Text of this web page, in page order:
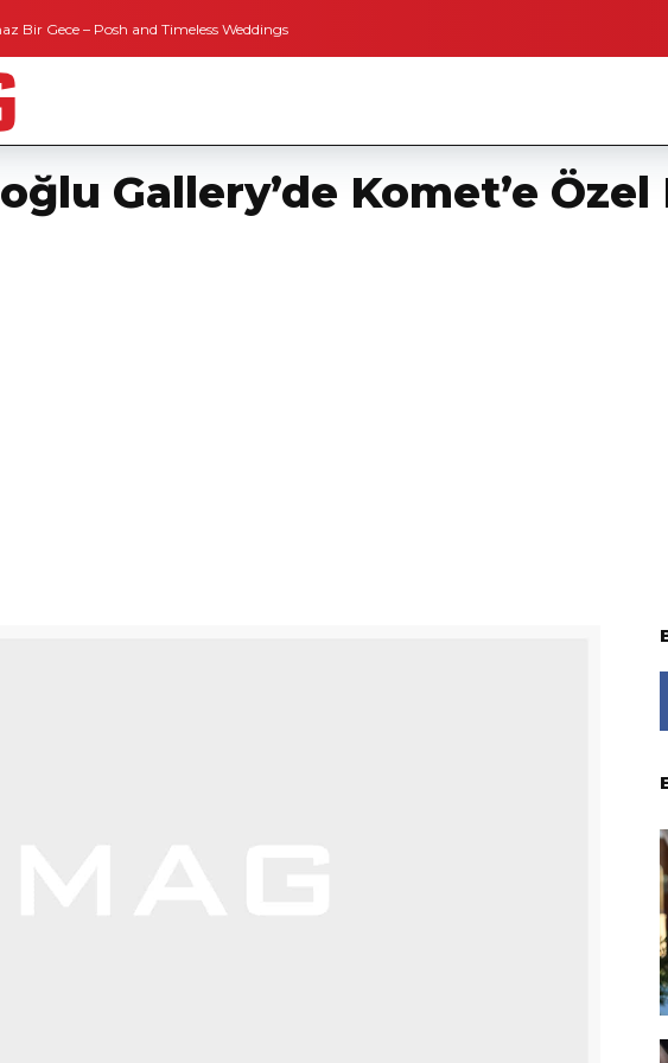
– Posh and Timeless Weddings Bodrum’dan İngiltere’ye Kısa Bir Yolculuk
Gallery’de Komet’e